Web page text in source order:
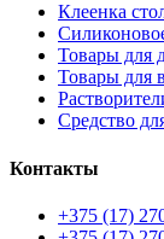
Клеенка
Товары для
Товары для
Средство
Контакты
+375 (17)